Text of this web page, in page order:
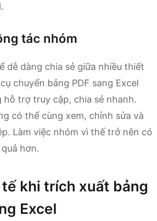
tác nhóm
dễ dàng chia sẻ giữa nhiều thiết
chuyển bảng PDF sang Excel
trợ truy cập, chia sẻ nhanh.
có thể cùng xem, chỉnh sửa và
Làm việc nhóm vì thế trở nên có
hơn.
khi trích xuất bảng
Excel